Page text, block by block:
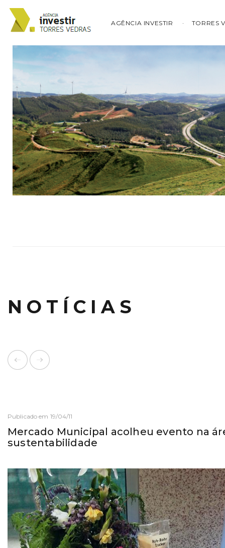
AGÊNCIA INVESTIR TORRES
NOTÍCIAS
Publicado em 19/04/11
Mercado Municipal acolheu evento na
sustentabilidade